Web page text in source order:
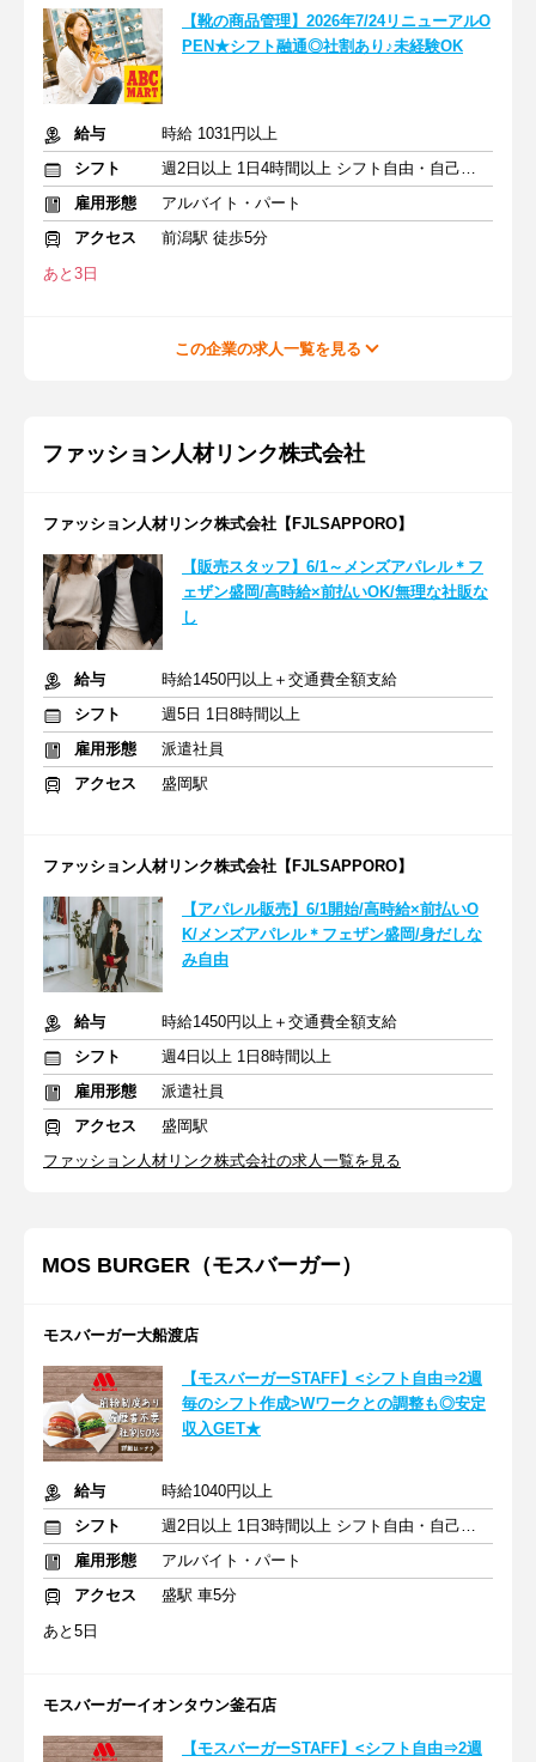
【靴の商品管理】2026年7/24リニューアルO
PEN★シフト融通◎社割あり♪未経験OK
給与
時給 1031円以上
シフト
週2日以上 1日4時間以上 シフト自由・自己申告
雇用形態
アルバイト・パート
アクセス
前潟駅 徒歩5分
あと3日
この企業の求人一覧を見る
ファッション人材リンク株式会社
ファッション人材リンク株式会社【FJLSAPPORO】
【販売スタッフ】6/1～メンズアパレル＊フ
ェザン盛岡/高時給×前払いOK/無理な社販な
し
給与
時給1450円以上＋交通費全額支給
シフト
週5日 1日8時間以上
雇用形態
派遣社員
アクセス
盛岡駅
ファッション人材リンク株式会社【FJLSAPPORO】
【アパレル販売】6/1開始/高時給×前払いO
K/メンズアパレル＊フェザン盛岡/身だしな
み自由
給与
時給1450円以上＋交通費全額支給
シフト
週4日以上 1日8時間以上
雇用形態
派遣社員
アクセス
盛岡駅
ファッション人材リンク株式会社の求人一覧を見る
MOS BURGER（モスバーガー）
モスバーガー大船渡店
【モスバーガーSTAFF】<シフト自由⇒2週
毎のシフト作成>Wワークとの調整も◎安定
収入GET★
給与
時給1040円以上
シフト
週2日以上 1日3時間以上 シフト自由・自己申告
雇用形態
アルバイト・パート
アクセス
盛駅 車5分
あと5日
モスバーガーイオンタウン釜石店
【モスバーガーSTAFF】<シフト自由⇒2週